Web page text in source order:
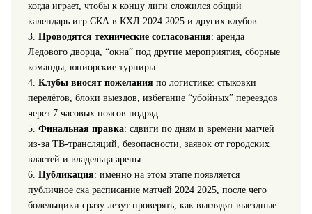
когда играет, чтобы к концу лиги сложился общий
календарь игр СКА в КХЛ 2024 2025 и других клубов.
3. Проводятся технические согласования: аренда
Ледового дворца, “окна” под другие мероприятия, сборные
команды, юниорские турниры.
4. Клубы вносят пожеланияпо логистике: стыковки
перелётов, блоки выездов, избегание “убойных” переездов
через 7 часовых поясов подряд.
5. Финальная правка: сдвиги по дням и времени матчей
из‑за ТВ‑трансляций, безопасности, заявок от городских
властей и владельца арены.
6. Публикация: именно на этом этапе появляется
публичное ска расписание матчей 2024 2025, после чего
болельщики сразу лезут проверять, как выглядят выездные